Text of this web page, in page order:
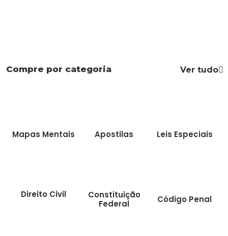
Compre por categoria Ver tudo
Mapas Mentais Apostilas Leis Especiais
Direito Civil
Constituição
Federal
Código Penal